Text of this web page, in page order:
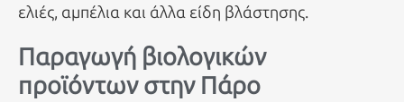
ελιές, αμπέλια και άλλα είδη βλάστησης.
Παραγωγή βιολογικών
προϊόντων στην Πάρο